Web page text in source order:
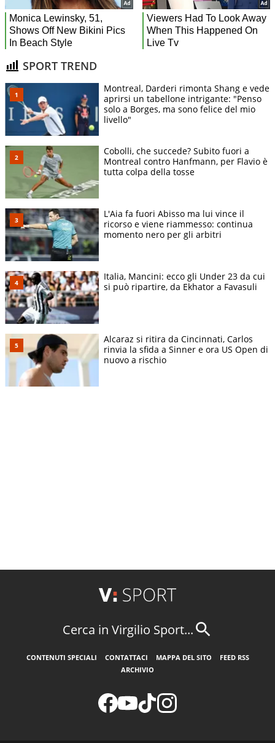
SPORT TREND
Montreal, Darderi rimonta Shang e vede
aprirsi un tabellone intrigante: "Penso
solo a Borges, ma sono felice del mio
livello"
Cobolli, che succede? Subito fuori a
Montreal contro Hanfmann, per Flavio è
tutta colpa della tosse
L'Aia fa fuori Abisso ma lui vince il
ricorso e viene riammesso: continua
momento nero per gli arbitri
Italia, Mancini: ecco gli Under 23 da cui
si può ripartire, da Ekhator a Favasuli
Alcaraz si ritira da Cincinnati, Carlos
rinvia la sfida a Sinner e ora US Open di
nuovo a rischio
Cerca in Virgilio Sport...
CONTENUTI SPECIALI CONTATTACI MAPPA DEL SITO
FEED RSS
ARCHIVIO